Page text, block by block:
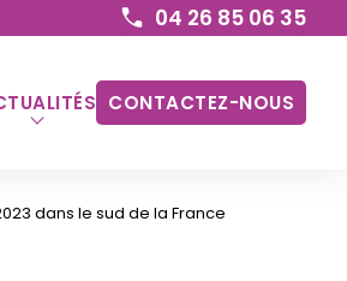
04 26 85 06 35
CONTACTEZ-NOUS
dans le sud de la France